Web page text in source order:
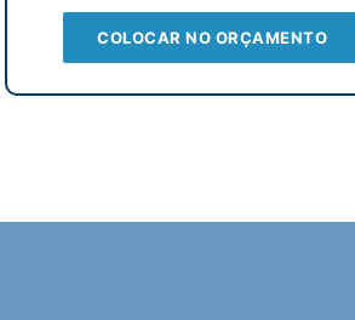
COLOCAR NO ORÇAMENTO